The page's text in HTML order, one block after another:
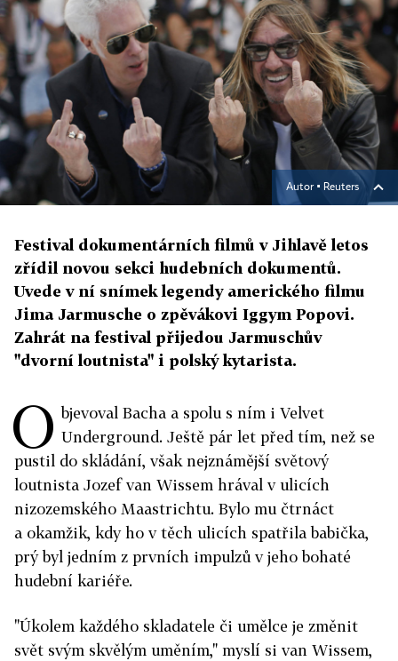
Autor ▪ Reuters
Festival dokumentárních filmů v Jihlavě letos
zřídil novou sekci hudebních dokumentů.
Uvede v ní snímek legendy amerického filmu
Jima Jarmusche o zpěvákovi Iggym Popovi.
Zahrát na festival přijedou Jarmuschův
"dvorní loutnista" i polský kytarista.
O bjevoval Bacha a spolu s ním i Velvet
Underground. Ještě pár let před tím, než se
pustil do skládání, však nejznámější světový
loutnista Jozef van Wissem hrával v ulicích
nizozemského Maastrichtu. Bylo mu čtrnáct
a okamžik, kdy ho v těch ulicích spatřila babička,
prý byl jedním z prvních impulzů v jeho bohaté
hudební kariéře.
"Úkolem každého skladatele či umělce je změnit
svět svým skvělým uměním," myslí si van Wissem,